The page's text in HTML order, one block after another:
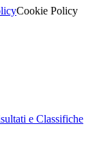
Cookie Policy
e Classifiche